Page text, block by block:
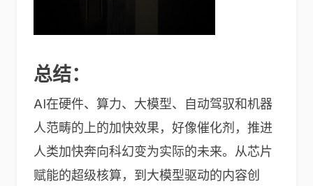
总结：
AI在硬件、算力、大模型、自动驾驭和机器
人范畴的上的加快效果，好像催化剂，推进
人类加快奔向科幻变为实际的未来。从芯片
赋能的超级核算，到大模型驱动的内容创